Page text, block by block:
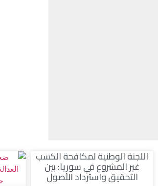
اللجنة الوطنية لمكافحة الكسب
غير المشروع في سوريا: بين
التحقيق واسترداد الأصول